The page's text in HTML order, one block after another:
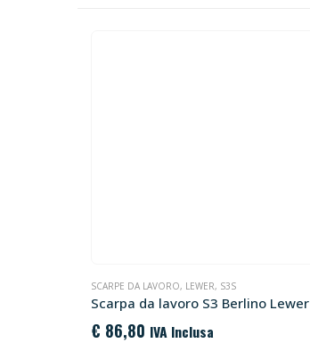
SCARPE DA LAVORO, LEWER, S3S
Scarpa da lavoro S3 Berlino Lewer
€ 86,80 IVA Inclusa